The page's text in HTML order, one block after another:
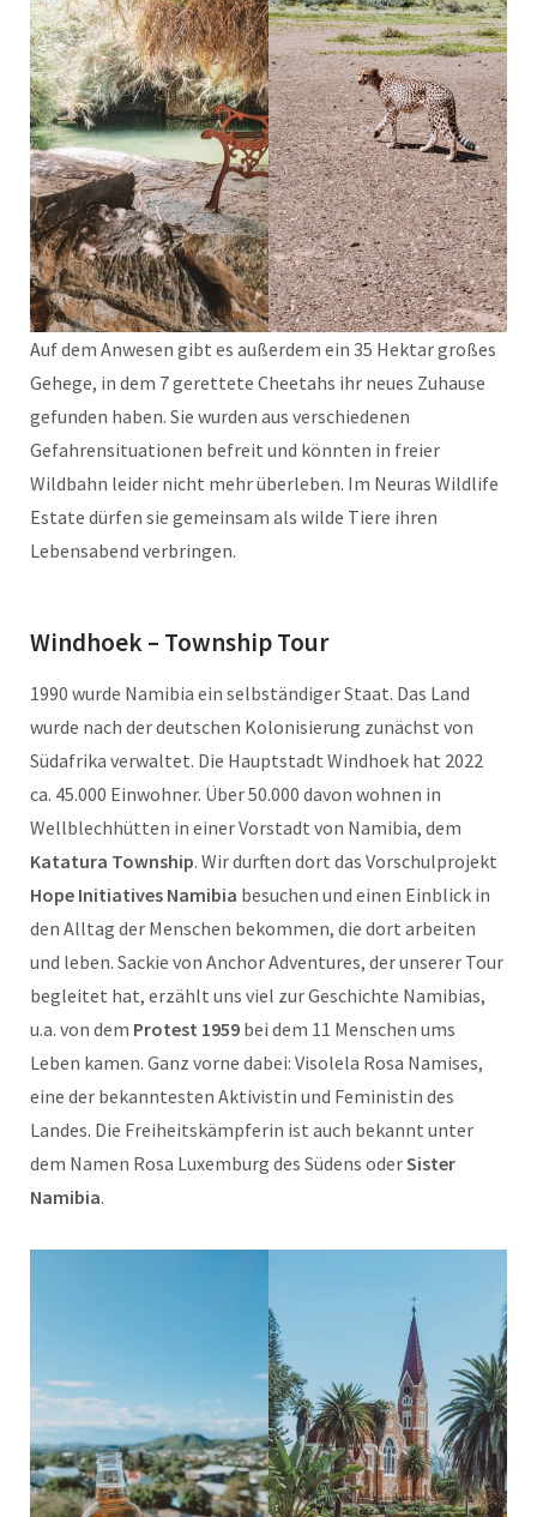
Auf dem Anwesen gibt es außerdem ein 35 Hektar großes
Gehege, in dem 7 gerettete Cheetahs ihr neues Zuhause
gefunden haben. Sie wurden aus verschiedenen
Gefahrensituationen befreit und könnten in freier
Wildbahn leider nicht mehr überleben. Im Neuras Wildlife
Estate dürfen sie gemeinsam als wilde Tiere ihren
Lebensabend verbringen.
Windhoek – Township Tour
1990 wurde Namibia ein selbständiger Staat. Das Land
wurde nach der deutschen Kolonisierung zunächst von
Südafrika verwaltet. Die Hauptstadt Windhoek hat 2022
ca. 45.000 Einwohner. Über 50.000 davon wohnen in
Wellblechhütten in einer Vorstadt von Namibia, dem
Katatura Township. Wir durften dort das Vorschulprojekt
Hope Initiatives Namibia besuchen und einen Einblick in
den Alltag der Menschen bekommen, die dort arbeiten
und leben. Sackie von Anchor Adventures, der unserer Tour
begleitet hat, erzählt uns viel zur Geschichte Namibias,
u.a. von dem Protest 1959 bei dem 11 Menschen ums
Leben kamen. Ganz vorne dabei: Visolela Rosa Namises,
eine der bekanntesten Aktivistin und Feministin des
Landes. Die Freiheitskämpferin ist auch bekannt unter
dem Namen Rosa Luxemburg des Südens oderSister
Namibia.